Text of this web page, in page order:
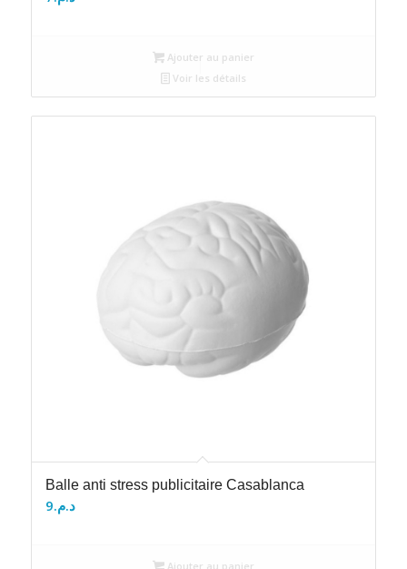
Ajouter au panier
Voir les détails
Balle anti stress publicitaire Casablanca
د.م.9
Ajouter au panier